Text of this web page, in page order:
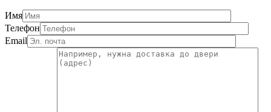
Имя
Телефон
Email